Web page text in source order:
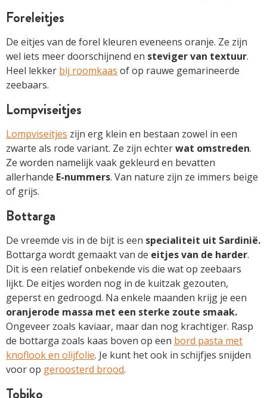
Foreleitjes
De eitjes van de forel kleuren eveneens oranje. Ze zijn
wel iets meer doorschijnend en steviger van textuur.
Heel lekker bij roomkaas of op rauwe gemarineerde
zeebaars.
Lompviseitjes
Lompviseitjes zijn erg klein en bestaan zowel in een
zwarte als rode variant. Ze zijn echterwat omstreden.
Ze worden namelijk vaak gekleurd en bevatten
allerhande E-nummers. Van nature zijn ze immers beige
of grijs.
Bottarga
De vreemde vis in de bijt is een specialiteit uit Sardinië.
Bottarga wordt gemaakt van de eitjes van de harder.
Dit is een relatief onbekende vis die wat op zeebaars
lijkt. De eitjes worden nog in de kuitzak gezouten,
geperst en gedroogd. Na enkele maanden krijg je een
oranjerode massa met een sterke zoute smaak.
Ongeveer zoals kaviaar, maar dan nog krachtiger. Rasp
de bottarga zoals kaas boven op een bord pasta met
knoflook en olijfolie. Je kunt het ook in schijfjes snijden
voor op geroosterd brood.
Tobiko